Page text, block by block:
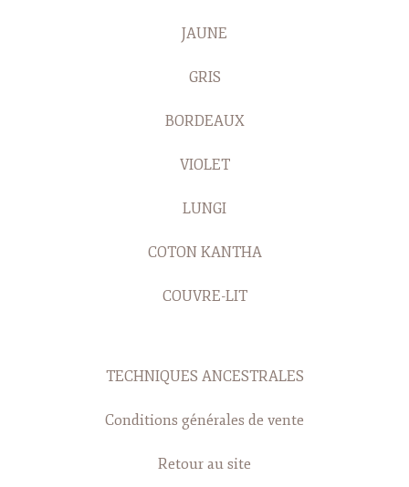
JAUNE
GRIS
BORDEAUX
VIOLET
LUNGI
COTON KANTHA
COUVRE-LIT
TECHNIQUES ANCESTRALES
Conditions générales de vente
Retour au site